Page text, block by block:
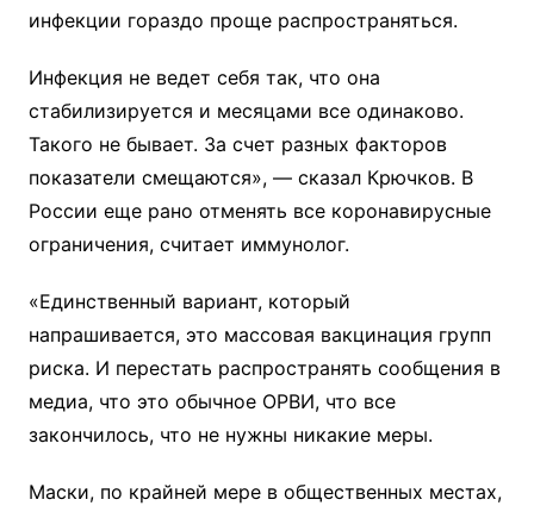
инфекции гораздо проще распространяться.
Инфекция не ведет себя так, что она
стабилизируется и месяцами все одинаково.
Такого не бывает. За счет разных факторов
показатели смещаются», — сказал Крючков. В
России еще рано отменять все коронавирусные
ограничения, считает иммунолог.
«Единственный вариант, который
напрашивается, это массовая вакцинация групп
риска. И перестать распространять сообщения в
медиа, что это обычное ОРВИ, что все
закончилось, что не нужны никакие меры.
Маски, по крайней мере в общественных местах,